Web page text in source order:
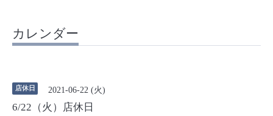
カレンダー
店休日 2021-06-22 (火)
6/22（火）店休日